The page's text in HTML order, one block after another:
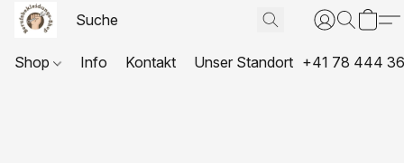
Shop Info Kontakt Unser Standort +41 78 444